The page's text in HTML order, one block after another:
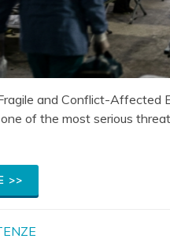
and Conflict-Affected
of the most serious
>>